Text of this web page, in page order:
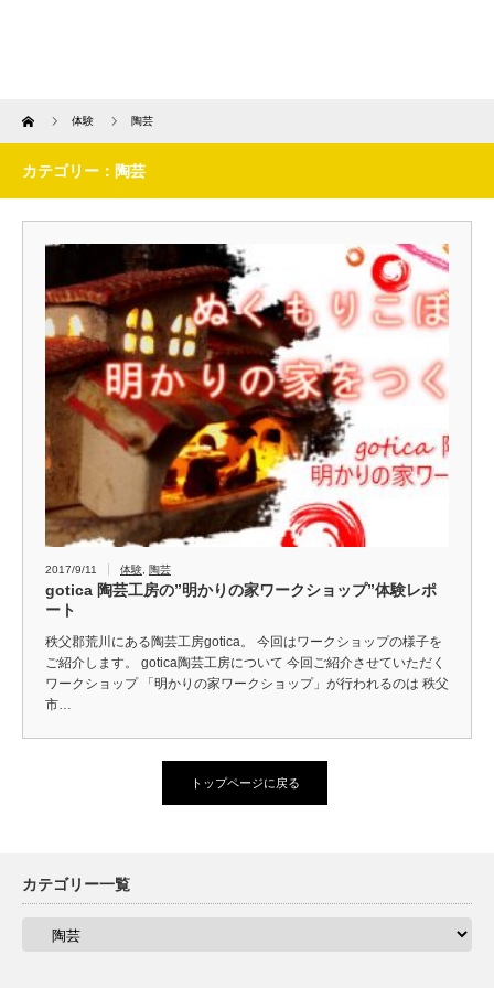
Home 体験 陶芸
カテゴリー：陶芸
2017/9/11 体験 陶芸
gotica 陶芸工房の”明かりの家ワークショップ”体験レポ
ート
秩父郡荒川にある陶芸工房gotica。 今回はワークショップの様子を
ご紹介します。 gotica陶芸工房について 今回ご紹介させていただく
ワークショップ 「明かりの家ワークショップ」が行われるのは 秩父
市…
トップページに戻る
カテゴリー一覧